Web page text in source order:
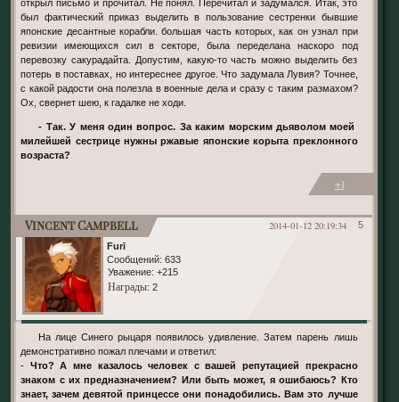
открыл письмо и прочитал. Не понял. Перечитал и задумался. Итак, это
был фактический приказ выделить в пользование сестренки бывшие
японские десантные корабли. большая часть которых, как он узнал при
ревизии имеющихся сил в секторе, была переделана наскоро под
перевозку сакурадайта. Допустим, какую-то часть можно выделить без
потерь в поставках, но интереснее другое. Что задумала Лувия? Точнее,
с какой радости она полезла в военные дела и сразу с таким размахом?
Ох, свернет шею, к гадалке не ходи.
- Так. У меня один вопрос. За каким морским дьяволом моей
милейшей сестрице нужны ржавые японские корыта преклонного
возраста?
+1
5
2014-01-12 20:19:34
Vincent Campbell
Furī
Сообщений: 633
Уважение: +215
Награды: 2
На лице Синего рыцаря появилось удивление. Затем парень лишь
демонстративно пожал плечами и ответил:
- Что? А мне казалось человек с вашей репутацией прекрасно
знаком с их предназначением? Или быть может, я ошибаюсь? Кто
знает, зачем девятой принцессе они понадобились. Вам это лучше